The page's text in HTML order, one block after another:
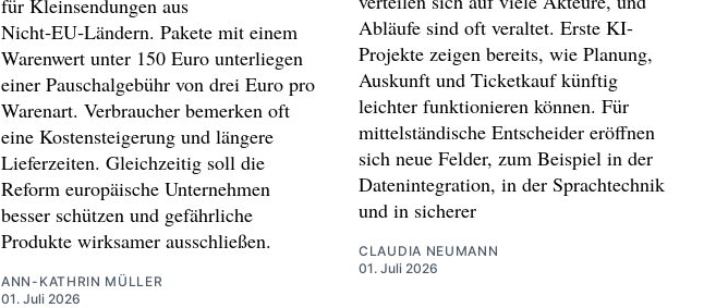
für Kleinsendungen aus
Nicht‑EU‑Ländern. Pakete mit einem
Warenwert unter 150 Euro unterliegen
einer Pauschalgebühr von drei Euro pro
Warenart. Verbraucher bemerken oft
eine Kostensteigerung und längere
Lieferzeiten. Gleichzeitig soll die
Reform europäische Unternehmen
besser schützen und gefährliche
Produkte wirksamer ausschließen.
ANN-KATHRIN MÜLLER
01. Juli 2026
Abläufe sind oft veraltet. Erste KI-
Projekte zeigen bereits, wie Planung,
Auskunft und Ticketkauf künftig
leichter funktionieren können. Für
mittelständische Entscheider eröffnen
sich neue Felder, zum Beispiel in der
Datenintegration, in der Sprachtechnik
und in sicherer
CLAUDIA NEUMANN
01. Juli 2026